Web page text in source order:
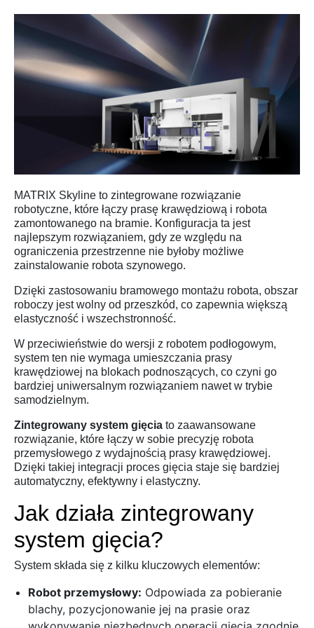
MATRIX Skyline to zintegrowane rozwiązanie
robotyczne, które łączy prasę krawędziową i robota
zamontowanego na bramie. Konfiguracja ta jest
najlepszym rozwiązaniem, gdy ze względu na
ograniczenia przestrzenne nie byłoby możliwe
zainstalowanie robota szynowego.
Dzięki zastosowaniu bramowego montażu robota, obszar
roboczy jest wolny od przeszkód, co zapewnia większą
elastyczność i wszechstronność.
W przeciwieństwie do wersji z robotem podłogowym,
system ten nie wymaga umieszczania prasy
krawędziowej na blokach podnoszących, co czyni go
bardziej uniwersalnym rozwiązaniem nawet w trybie
samodzielnym.
Zintegrowany system gięcia to zaawansowane
rozwiązanie, które łączy w sobie precyzję robota
przemysłowego z wydajnością prasy krawędziowej.
Dzięki takiej integracji proces gięcia staje się bardziej
automatyczny, efektywny i elastyczny.
Jak działa zintegrowany
system gięcia?
System składa się z kilku kluczowych elementów:
Robot przemysłowy: Odpowiada za pobieranie
blachy, pozycjonowanie jej na prasie oraz